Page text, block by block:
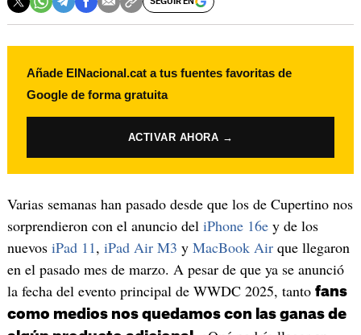
SEGUIR EN
Añade ElNacional.cat a tus fuentes favoritas de
Google de forma gratuita
ACTIVAR AHORA →
Varias semanas han pasado desde que los de Cupertino nos
sorprendieron con el anuncio del iPhone 16ey de los
nuevos iPad 11, iPad Air M3 y MacBook Airque llegaron
en el pasado mes de marzo. A pesar de que ya se anunció
la fecha del evento principal de WWDC 2025, tanto fans
como medios nos quedamos con las ganas de